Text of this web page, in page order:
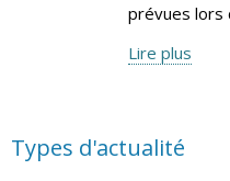
prévues lors
Lire plus
Types d'actualité